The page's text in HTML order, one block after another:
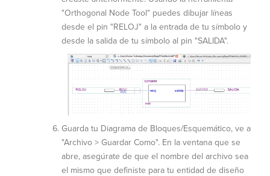
"Orthogonal Node Tool" puedes dibujar líneas
desde el pin "RELOJ" a la entrada de tu símbolo y
desde la salida de tu símbolo al pin "SALIDA".
Guarda tu Diagrama de Bloques/Esquemático, ve a
"Archivo > Guardar Como". En la ventana que se
abre, asegúrate de que el nombre del archivo sea
el mismo que definiste para tu entidad de diseño